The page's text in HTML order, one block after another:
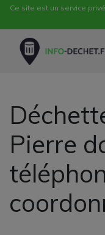
Ce site est un service
Pierre